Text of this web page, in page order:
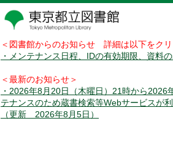
＜図書館からのお知らせ 詳細は以下をク
・メンテナンス日程、IDの有効期限、資料
＜最新のお知らせ＞
・2026年8月20日（木曜日）21時から
テナンスのため蔵書検索等Webサービスが利
（更新 2026年8月5日）